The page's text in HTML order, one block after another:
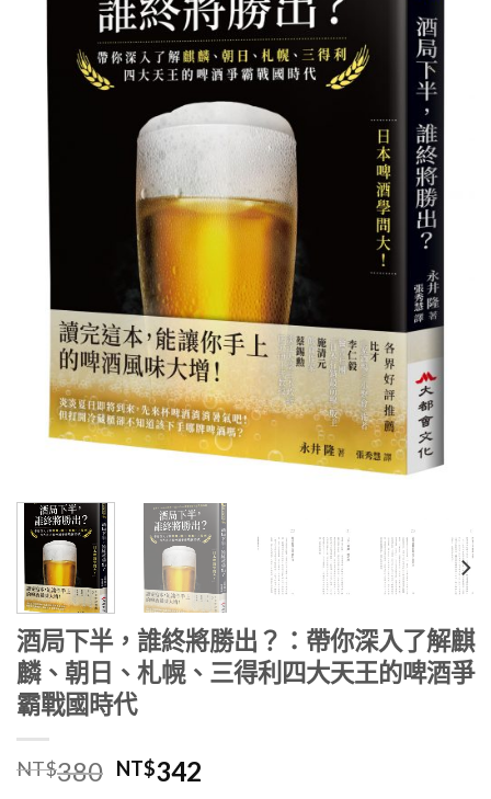
酒局下半，誰終將勝出？：帶你深入了解麒
麟、朝日、札幌、三得利四大天王的啤酒爭
霸戰國時代
NT$380 NT$342